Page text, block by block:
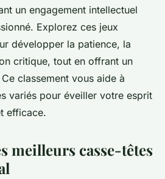
min de lecture
un engagement intellectuel
Explorez ces jeux
développer la patience, la
critique, tout en offrant un
classement vous aide à
variés pour éveiller votre esprit
efficace.
meilleurs casse-têtes